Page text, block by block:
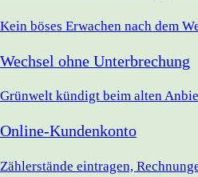
Kein böses Erwachen nach dem
Wechsel ohne Unterbrechung
Grünwelt kündigt beim alten
Online-Kundenkonto
Zählerstände eintragen,